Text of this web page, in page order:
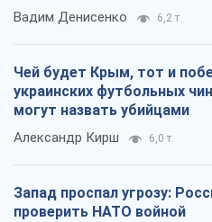
Вадим Денисенко 6,2 т.
Чей будет Крым, тот и
украинских футбольных
могут назвать убийцами
Александр Кирш 6,0 т.
Запад проспал угрозу:
проверить НАТО войной